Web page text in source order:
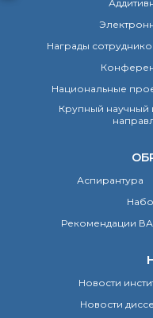
направлениям НТР РФ
Набор студентов
Рекомендации ВАК
Новости института
Институт в СМИ
Конкурсы, премии
Награды
Национальные
Крупный научный
Аспирантура
Рекомендации
Новости
Новости